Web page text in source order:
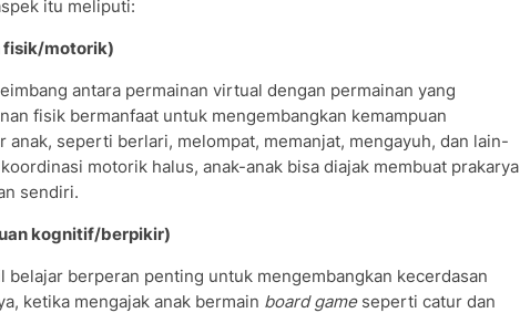
itu meliputi:
fisik/motorik)
antara permainan virtual dengan permainan yang
fisik bermanfaat untuk mengembangkan kemampuan
anak, seperti berlari, melompat, memanjat, mengayuh, dan lain-
motorik halus, anak-anak bisa diajak membuat prakarya
sendiri.
kognitif/berpikir)
belajar berperan penting untuk mengembangkan kecerdasan
ketika mengajak anak bermain board gameseperti catur dan